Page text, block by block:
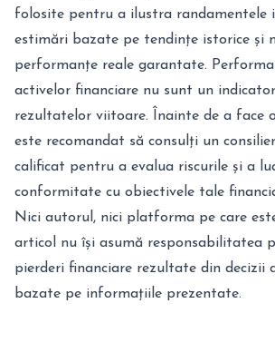
folosite pentru a ilustra randamentele
estimări bazate pe tendințe istorice și
performanțe reale garantate.
activelor financiare nu sunt un
rezultatelor viitoare. Înainte de a face
este recomandat să consulți un
calificat pentru a evalua riscurile și a
conformitate cu obiectivele tale
Nici autorul, nici platforma pe care
articol nu își asumă responsabilitatea
pierderi financiare rezultate din decizii
bazate pe informațiile prezentate.